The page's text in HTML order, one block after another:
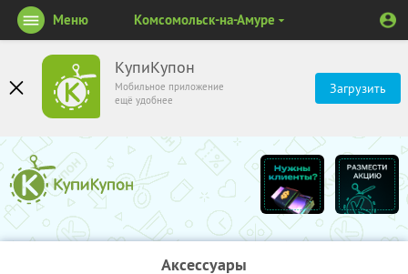
КупиКупон
Мобильное приложение
ещё удобнее
Загрузить
Меню Комсомольск-на-Амуре
Аксессуары